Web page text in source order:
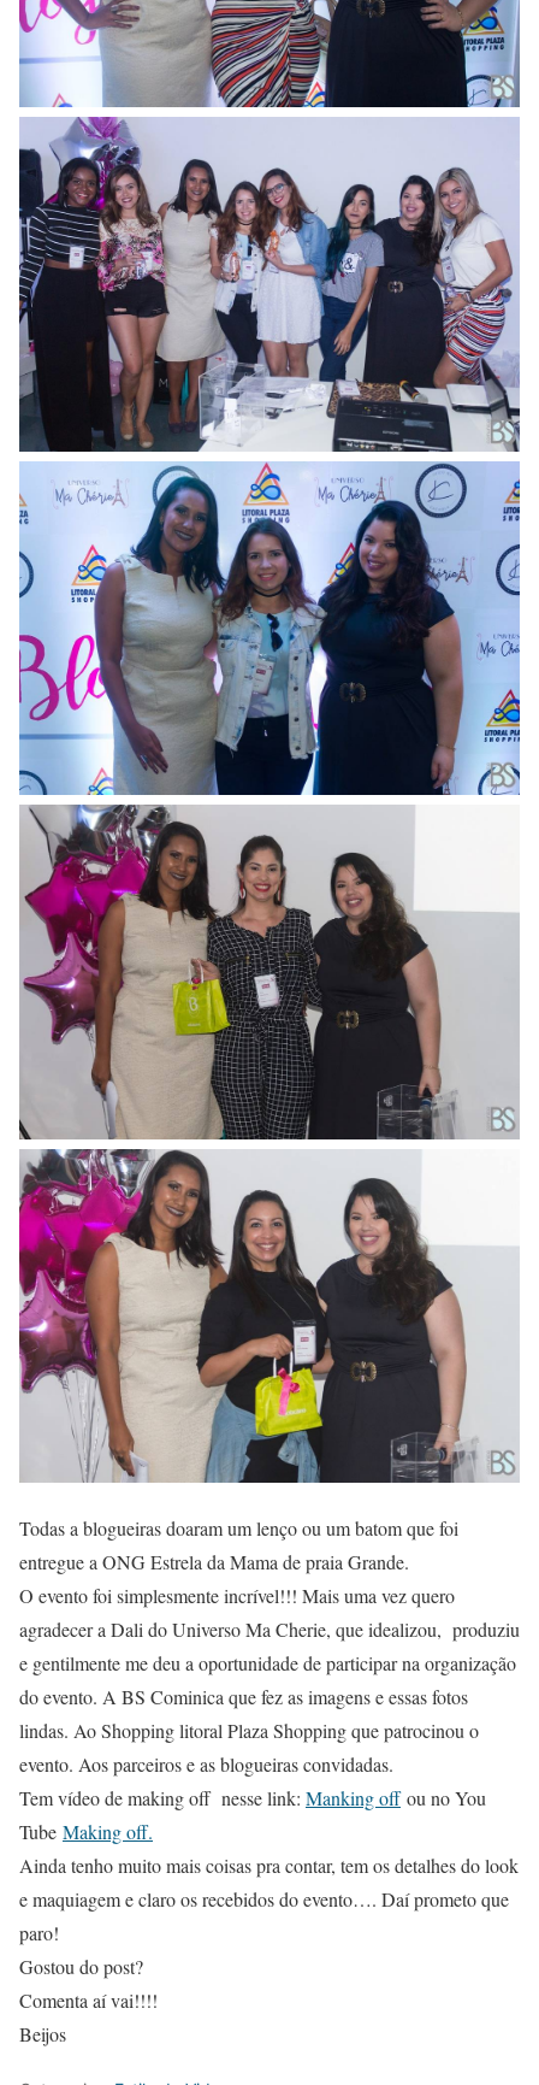
Todas a blogueiras doaram um lenço ou um batom que foi
entregue a ONG Estrela da Mama de praia Grande.
O evento foi simplesmente incrível!!! Mais uma vez quero
agradecer a Dali do Universo Ma Cherie, que idealizou, produziu
e gentilmente me deu a oportunidade de participar na organização
do evento. A BS Cominica que fez as imagens e essas fotos
lindas. Ao Shopping litoral Plaza Shopping que patrocinou o
evento. Aos parceiros e as blogueiras convidadas.
Tem vídeo de making off nesse link: Manking offou no You
Tube Making off.
Ainda tenho muito mais coisas pra contar, tem os detalhes do look
e maquiagem e claro os recebidos do evento…. Daí prometo que
paro!
Gostou do post?
Comenta aí vai!!!!
Beijos